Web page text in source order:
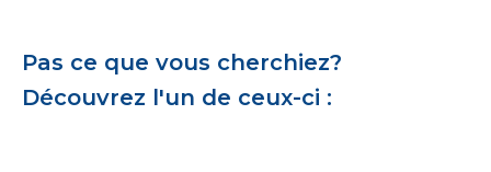
Pas ce que vous cherchiez?
Découvrez l'un de ceux-ci :